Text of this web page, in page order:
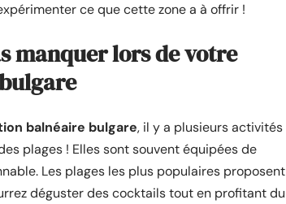
ce que cette zone a à offrir !
manquer lors de votre
balnéaire bulgare, il y a plusieurs activités
plages ! Elles sont souvent équipées de
Les plages les plus populaires proposent
déguster des cocktails tout en profitant du